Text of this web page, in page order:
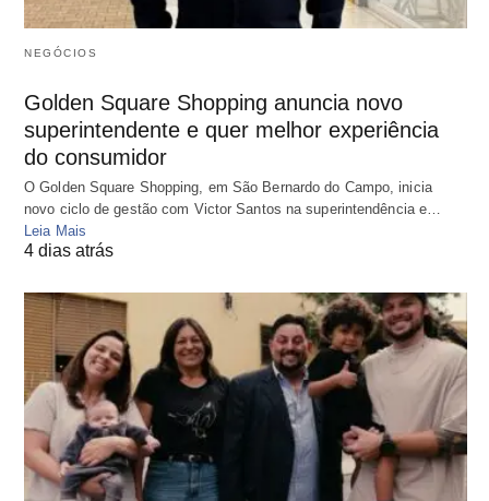
NEGÓCIOS
Golden Square Shopping anuncia novo
superintendente e quer melhor experiência
do consumidor
O Golden Square Shopping, em São Bernardo do Campo, inicia
novo ciclo de gestão com Victor Santos na superintendência e…
Leia Mais
4 dias atrás